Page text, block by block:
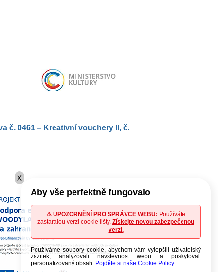
č. 0461 – Kreativní vouchery II, č.
X
Aby vše perfektně fungovalo
⚠️ UPOZORNĚNÍ PRO SPRÁVCE WEBU: Používáte
zastaralou verzi cookie lišty. Získejte novou zabezpečenou
verzi.
Používáme soubory cookie, abychom vám vylepšili uživatelský
zážitek, analyzovali návštěvnost webu a poskytovali
personalizovaný obsah. Pojděte si naše Cookie Policy.